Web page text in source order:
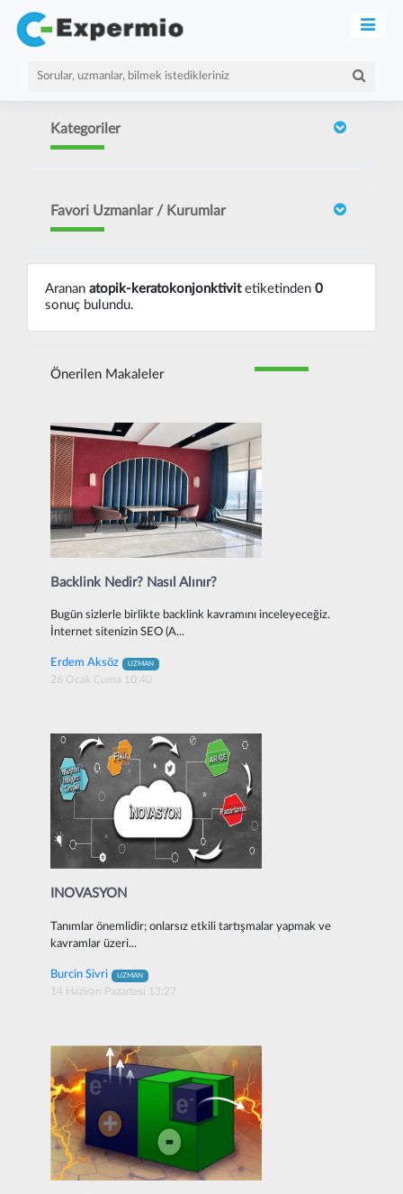
Kategoriler
Favori Uzmanlar / Kurumlar
Aranan atopik-keratokonjonktivitetiketinden 0
sonuç bulundu.
Önerilen Makaleler
Backlink Nedir? Nasıl Alınır?
Bugün sizlerle birlikte backlink kavramını inceleyeceğiz.
İnternet sitenizin SEO (A...
Erdem Aksöz UZMAN
26 Ocak Cuma 10:40
INOVASYON
Tanımlar önemlidir; onlarsız etkili tartışmalar yapmak ve
kavramlar üzeri...
Burcin Sivri UZMAN
14 Haziran Pazartesi 13:27